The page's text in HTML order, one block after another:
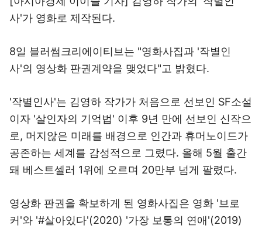
사'가 영화로 제작된다.
8일 블러썸크리에이티브는 "영화사집과 '작별인
사'의 영상화 판권계약을 맺었다"고 밝혔다.
'작별인사'는 김영하 작가가 처음으로 선보인 SF소설
이자 '살인자의 기억법' 이후 9년 만에 선보인 신작으
로, 머지않은 미래를 배경으로 인간과 휴머노이드가
공존하는 세계를 감성적으로 그렸다. 올해 5월 출간
돼 베스트셀러 1위에 오르며 20만부 넘게 팔렸다.
영상화 판권을 확보하게 된 영화사집은 영화 '브로
커'와 '#살아있다'(2020) '가장 보통의 연애'(2019)